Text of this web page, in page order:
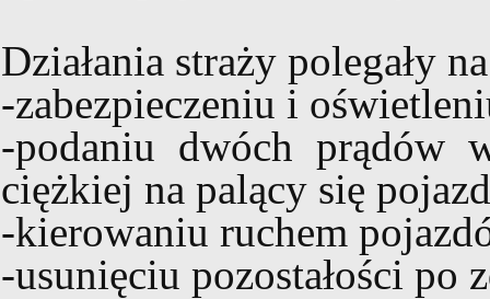
Działania straży polegały
-zabezpieczeniu i
-podaniu dwóch prądów
ciężkiej na palący się
-kierowaniu ruchem
-usunięciu pozostałości po